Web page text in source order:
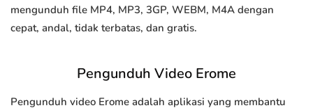
mengunduh file MP4, MP3, 3GP, WEBM, M4A dengan
cepat, andal, tidak terbatas, dan gratis.
Pengunduh Video Erome
Pengunduh video Erome adalah aplikasi yang membantu